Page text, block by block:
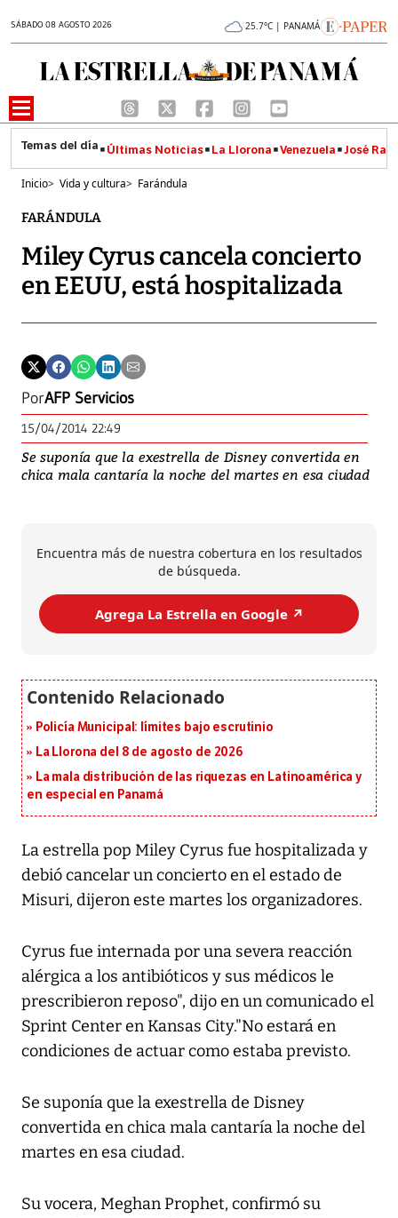
SÁBADO 08 AGOSTO 2026 25.7°C | PANAMÁ
Últimas Noticias La Llorona Venezuela José
Inicio> Vida y cultura> Farándula
FARÁNDULA
Miley Cyrus cancela concierto
en EEUU, está hospitalizada
PorAFP Servicios
15/04/2014 22:49
Se suponía que la exestrella de Disney convertida en
chica mala cantaría la noche del martes en esa ciudad
Encuentra más de nuestra cobertura en los resultados
de búsqueda.
Agrega La Estrella en Google ↗️
Policía Municipal: límites bajo escrutinio
La Llorona del 8 de agosto de 2026
La mala distribución de las riquezas en Latinoamérica y
en especial en Panamá
La estrella pop Miley Cyrus fue hospitalizada y
debió cancelar un concierto en el estado de
Misuri, dijeron este martes los organizadores.
Cyrus fue internada por una severa reacción
alérgica a los antibióticos y sus médicos le
prescribieron reposo", dijo en un comunicado el
Sprint Center en Kansas City."No estará en
condiciones de actuar como estaba previsto.
Se suponía que la exestrella de Disney
convertida en chica mala cantaría la noche del
martes en esa ciudad.
Su vocera, Meghan Prophet, confirmó su